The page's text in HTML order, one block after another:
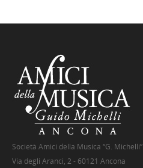
Società Amici della Musica “G. Michelli”
Via degli Aranci, 2 - 60121 Ancona